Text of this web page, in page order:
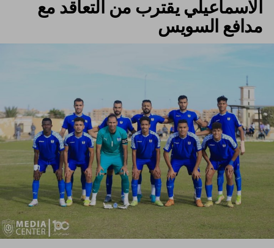
الاسماعيلي يقترب من التعاقد مع
مدافع السويس